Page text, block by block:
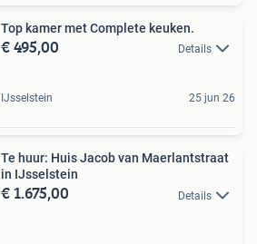
Top kamer met Complete keuken.
€ 495,00 Details
IJsselstein 25 jun 26
Te huur: Huis Jacob van Maerlantstraat
in IJsselstein
€ 1.675,00 Details